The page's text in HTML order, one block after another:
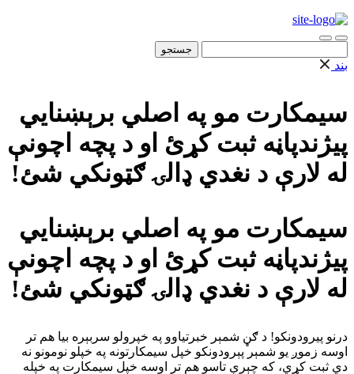
برای:
بند
سیمکارت مو په اصلي برېښنایي
پیژندپاڼه ثبت کړئ او د پچه اچونې
له لارې د نغدي ډالۍ ګټونکي شئ!
سیمکارت مو په اصلي برېښنایي
پیژندپاڼه ثبت کړئ او د پچه اچونې
له لارې د نغدي ډالۍ ګټونکي شئ!
درنو پیرودونکو! د ګڼ شمېر خبرتیاوو په خپرولو سربېره بیا هم تر
اوسه زموږ یو شمېر پېرودونکو خپل سیمکارتونه په خپلو نومونو نه
دي ثبت کړي، که چېرې تاسو هم تر اوسه خپل سیمکارت په خپله